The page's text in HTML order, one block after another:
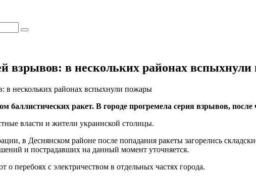
взрывов: в нескольких районах
баллистических ракет. В городе прогремела серия взрывов,
власти и жители украинской столицы.
в Деснянском районе после попадания ракеты загорелись
и пострадавших на данный момент уточняется.
перебоях с электричеством в отдельных частях города.